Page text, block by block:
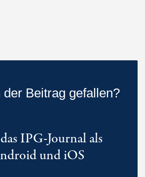
der Beitrag gefallen?
IPG-Journal als
und iOS